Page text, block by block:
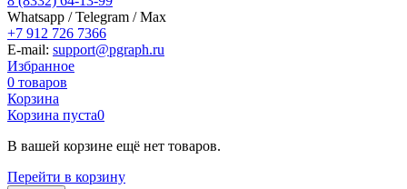
Whatsapp / Telegram / Max
+7 912 726 7366
E-mail: support@pgraph.ru
Избранное
0 товаров
Корзина
Корзина пуста0
В вашей корзине ещё нет товаров.
Перейти в корзину